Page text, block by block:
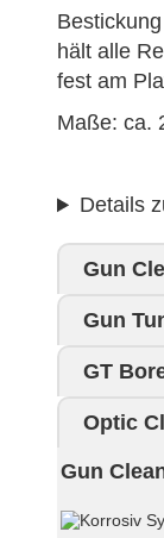
hält alle
fest am
Maße: ca.
Details
Gun
Gun
GT
Optic
Gun